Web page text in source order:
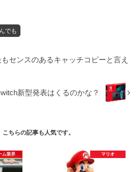
でも
センスのあるキャッチコピーと言え
新型発表はくるのかな？
こちらの記事も人気です。
ム業界 マリオ